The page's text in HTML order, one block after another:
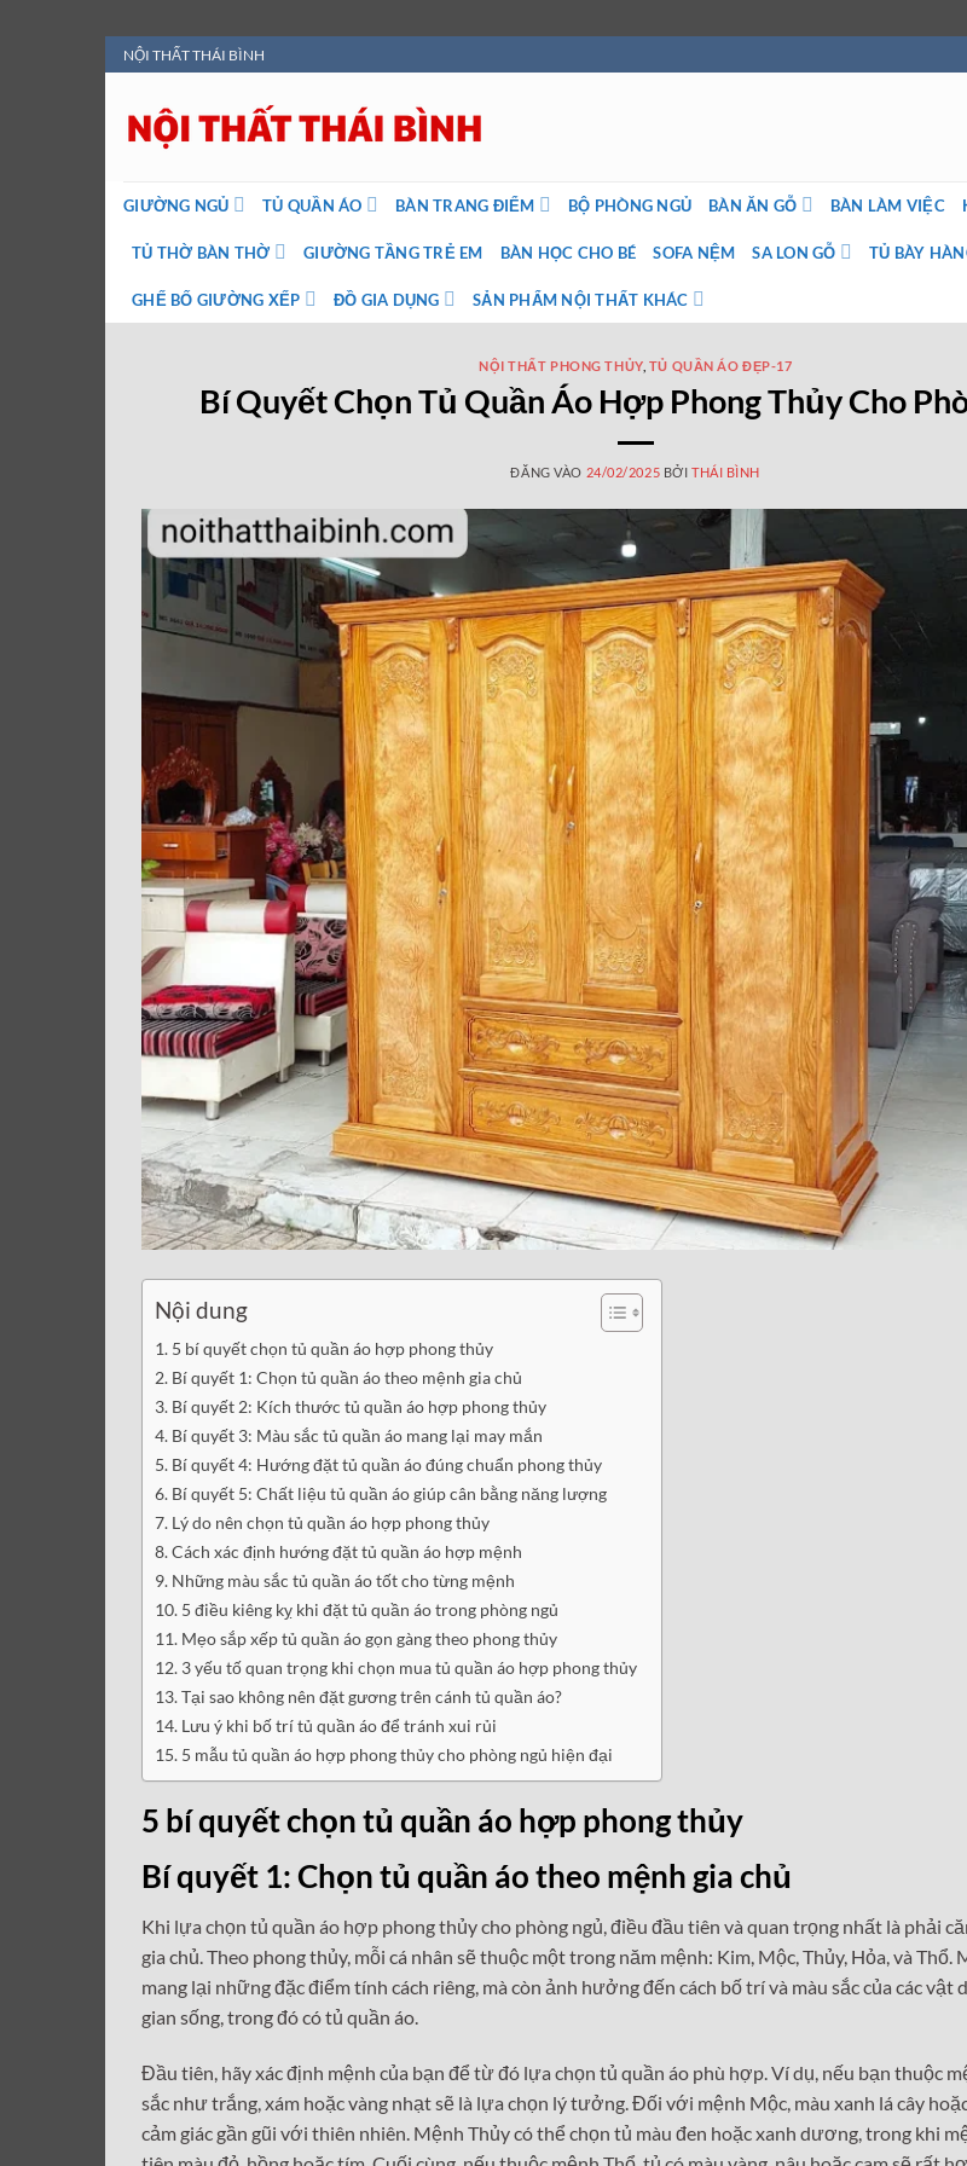
Bỏ
qua
nội
dung
NỘI THẤT THÁI BÌNH
GIƯỜNG NGỦ TỦ QUẦN ÁO BÀN TRANG ĐIỂM BỘ PHÒNG NGỦ BÀN ĂN GỖ BÀN LÀM VIỆC
TỦ THỜ BÀN THỜ GIƯỜNG TẦNG TRẺ EM BÀN HỌC CHO BÉ SOFA NỆM SA LON GỖ TỦ BÀY
GHẾ BỐ GIƯỜNG XẾP ĐỒ GIA DỤNG SẢN PHẨM NỘI THẤT KHÁC
NỘI THẤT PHONG THỦY, TỦ QUẦN ÁO ĐẸP-17
Bí Quyết Chọn Tủ Quần Áo Hợp Phong Thủy Cho
ĐĂNG VÀO 24/02/2025 BỞI THÁI BÌNH
Nội dung
5 bí quyết chọn tủ quần áo hợp phong thủy
Bí quyết 1: Chọn tủ quần áo theo mệnh gia chủ
Bí quyết 2: Kích thước tủ quần áo hợp phong thủy
Bí quyết 3: Màu sắc tủ quần áo mang lại may mắn
Bí quyết 4: Hướng đặt tủ quần áo đúng chuẩn phong thủy
Bí quyết 5: Chất liệu tủ quần áo giúp cân bằng năng lượng
Lý do nên chọn tủ quần áo hợp phong thủy
Cách xác định hướng đặt tủ quần áo hợp mệnh
Những màu sắc tủ quần áo tốt cho từng mệnh
5 điều kiêng kỵ khi đặt tủ quần áo trong phòng ngủ
Mẹo sắp xếp tủ quần áo gọn gàng theo phong thủy
3 yếu tố quan trọng khi chọn mua tủ quần áo hợp phong thủy
Tại sao không nên đặt gương trên cánh tủ quần áo?
Lưu ý khi bố trí tủ quần áo để tránh xui rủi
5 mẫu tủ quần áo hợp phong thủy cho phòng ngủ hiện đại
5 bí quyết chọn tủ quần áo hợp phong thủy
Bí quyết 1: Chọn tủ quần áo theo mệnh gia chủ
Khi lựa chọn tủ quần áo hợp phong thủy cho phòng ngủ, điều đầu tiên và quan trọng nhất là phải
gia chủ. Theo phong thủy, mỗi cá nhân sẽ thuộc một trong năm mệnh: Kim, Mộc, Thủy, Hỏa, và Thổ.
mang lại những đặc điểm tính cách riêng, mà còn ảnh hưởng đến cách bố trí và màu sắc của các vật
gian sống, trong đó có tủ quần áo.
Đầu tiên, hãy xác định mệnh của bạn để từ đó lựa chọn tủ quần áo phù hợp. Ví dụ, nếu bạn thuộc
sắc như trắng, xám hoặc vàng nhạt sẽ là lựa chọn lý tưởng. Đối với mệnh Mộc, màu xanh lá cây
cảm giác gần gũi với thiên nhiên. Mệnh Thủy có thể chọn tủ màu đen hoặc xanh dương, trong khi